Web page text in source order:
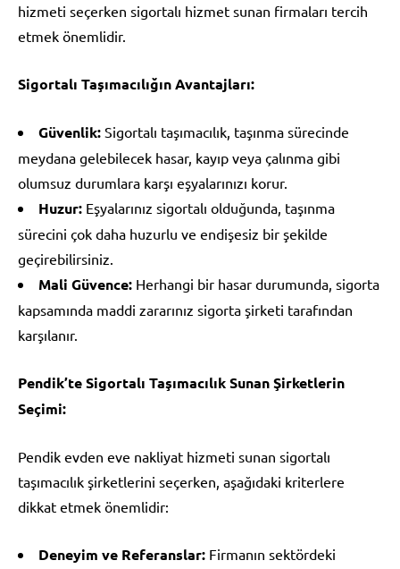
hizmeti seçerken sigortalı hizmet sunan firmaları tercih
etmek önemlidir.
Sigortalı Taşımacılığın Avantajları:
Güvenlik: Sigortalı taşımacılık, taşınma sürecinde
meydana gelebilecek hasar, kayıp veya çalınma gibi
olumsuz durumlara karşı eşyalarınızı korur.
Huzur: Eşyalarınız sigortalı olduğunda, taşınma
sürecini çok daha huzurlu ve endişesiz bir şekilde
geçirebilirsiniz.
Mali Güvence: Herhangi bir hasar durumunda, sigorta
kapsamında maddi zararınız sigorta şirketi tarafından
karşılanır.
Pendik’te Sigortalı Taşımacılık Sunan Şirketlerin
Seçimi:
Pendik evden eve nakliyat hizmeti sunan sigortalı
taşımacılık şirketlerini seçerken, aşağıdaki kriterlere
dikkat etmek önemlidir:
Deneyim ve Referanslar: Firmanın sektördeki